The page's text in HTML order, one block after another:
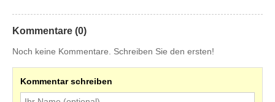
Kommentare (0)
Noch keine Kommentare. Schreiben Sie den ersten!
Kommentar schreiben